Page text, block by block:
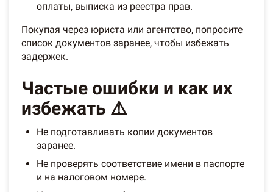
оплаты, выписка из реестра прав.
Покупая через юриста или агентство, попросите
список документов заранее, чтобы избежать
задержек.
Частые ошибки и как их
избежать ⚠️
Не подготавливать копии документов
заранее.
Не проверять соответствие имени в паспорте
и на налоговом номере.